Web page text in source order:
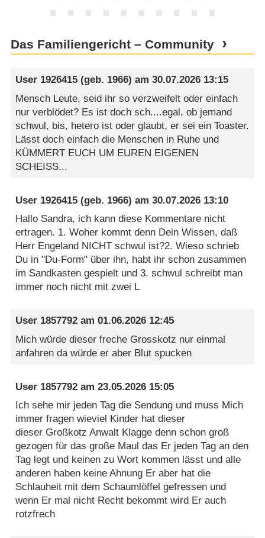
Das Familiengericht – Community
User 1926415 (geb. 1966) am30.07.2026 13:15
Mensch Leute, seid ihr so verzweifelt oder einfach
nur verblödet? Es ist doch sch....egal, ob jemand
schwul, bis, hetero ist oder glaubt, er sei ein Toaster.
Lässt doch einfach die Menschen in Ruhe und
KÜMMERT EUCH UM EUREN EIGENEN
SCHEISS...
User 1926415 (geb. 1966) am30.07.2026 13:10
Hallo Sandra, ich kann diese Kommentare nicht
ertragen. 1. Woher kommt denn Dein Wissen, daß
Herr Engeland NICHT schwul ist?2. Wieso schrieb
Du in "Du-Form" über ihn, habt ihr schon zusammen
im Sandkasten gespielt und 3. schwul schreibt man
immer noch nicht mit zwei L
User 1857792 am01.06.2026 12:45
Mich würde dieser freche Grosskotz nur einmal
anfahren da würde er aber Blut spucken
User 1857792 am23.05.2026 15:05
Ich sehe mir jeden Tag die Sendung und muss Mich
immer fragen wieviel Kinder hat dieser
dieser Großkotz Anwalt Klagge denn schon groß
gezogen für das große Maul das Er jeden Tag an den
Tag legt und keinen zu Wort kommen lässt und alle
anderen haben keine Ahnung Er aber hat die
Schlauheit mit dem Schaumlöffel gefressen und
wenn Er mal nicht Recht bekommt wird Er auch
rotzfrech